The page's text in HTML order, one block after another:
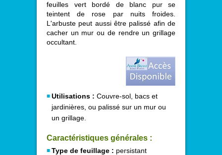
feuilles vert bordé de blanc pur se
teintent de rose par nuits froides.
L'arbuste peut aussi être palissé afin de
cacher un mur ou de rendre un grillage
occultant.
Utilisations : Couvre-sol, bacs et
jardinières, ou palissé sur un mur ou
un grillage.
Caractéristiques générales :
Type de feuillage : persistant